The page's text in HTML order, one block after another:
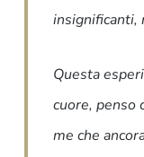
insignificanti,
Questa
cuore, penso
me che